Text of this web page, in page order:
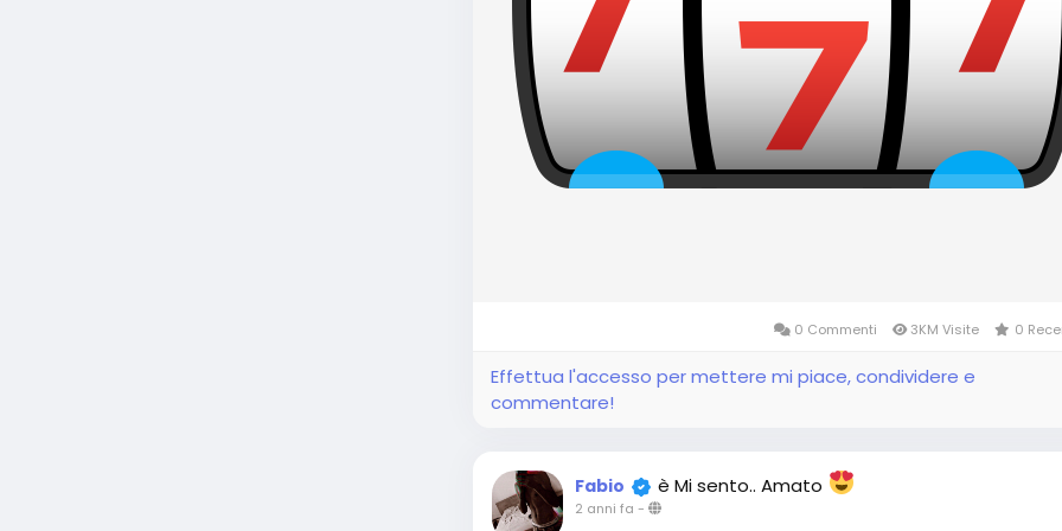
0 Commenti 3KM Visite 0
Effettua l'accesso per mettere mi piace, condividere e
commentare!
Fabio è Mi sento.. Amato
2 anni fa -